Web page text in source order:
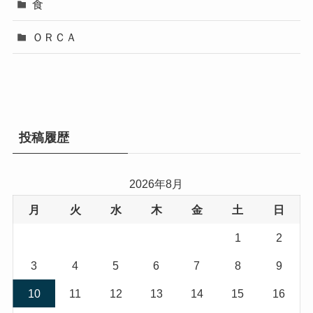
食
ＯＲＣＡ
投稿履歴
2026年8月
月 火 水 木 金 土 日
1 2
3 4 5 6 7 8 9
10 11 12 13 14 15 16